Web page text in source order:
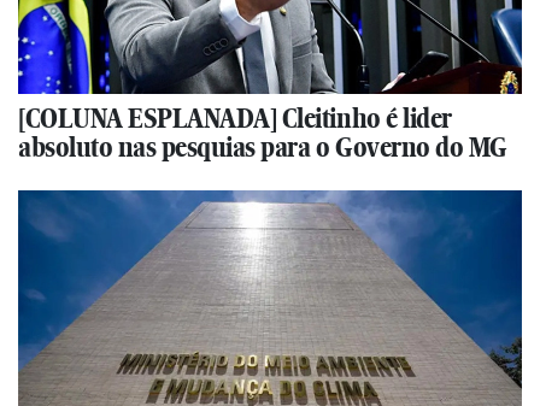
[COLUNA ESPLANADA] Cleitinho é lider
absoluto nas pesquias para o Governo do MG